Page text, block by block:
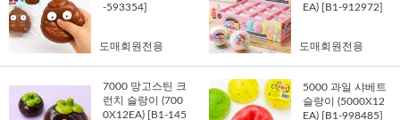
-593354]
도매회원전용
EA) [B1-912972]
도매회원전용
7000 망고스틴 크
런치 슬랑이 (700
0X12EA) [B1-145
5000 과일 샤베트
슬랑이 (5000X12
EA) [B1-998485]